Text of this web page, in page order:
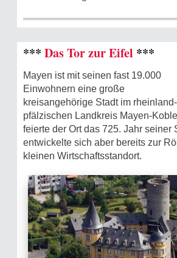
*** Das Tor zur Eifel ***
Mayen ist mit seinen fast 19.000
Einwohnern eine große
kreisangehörige Stadt im rheinland-
pfälzischen Landkreis Mayen-
feierte der Ort das 725. Jahr seiner
entwickelte sich aber bereits zur
kleinen Wirtschaftsstandort.